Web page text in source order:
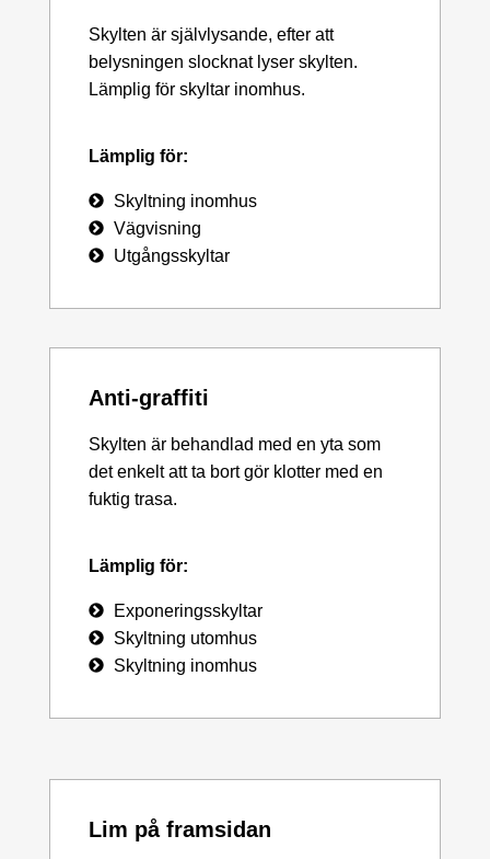
Skylten är självlysande, efter att
belysningen slocknat lyser skylten.
Lämplig för skyltar inomhus.
Lämplig för:
Skyltning inomhus
Vägvisning
Utgångsskyltar
Anti-graffiti
Skylten är behandlad med en yta som
det enkelt att ta bort gör klotter med en
fuktig trasa.
Lämplig för:
Exponeringsskyltar
Skyltning utomhus
Skyltning inomhus
Lim på framsidan